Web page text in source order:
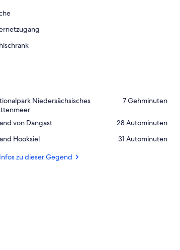
Niedersächsisches
‪7 Gehminuten‬
von Dangast
‪28 Autominuten‬
Hooksiel
‪31 Autominuten‬
zu dieser Gegend